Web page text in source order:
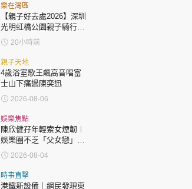
樂在灣區
【親子好去處2026】深圳
光明虹橋公園親子騎行：
「電助力黃包車」2小時
環湖
20小時前
親子天地
4歲浴室歌王飆高音唱富
士山下痛過陳奕迅
2026-08-06
娛樂焦點
陳欣健孖年輕索女煙韌︱
娛樂圈不乏「父女戀」
「爺孫戀」 年齡差距最大
達51歲 最受矚目有李龍
基謝賢
2026-08-04
時事直擊
港鐵新設備｜網民發現東